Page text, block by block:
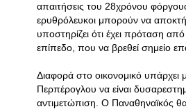
απαιτήσεις του 28χρόνου
ερυθρόλευκοι μπορούν να
υποστηρίζει ότι έχει πρόταση από
επίπεδο, που να βρεθεί σημείο
Διαφορά στο οικονομικό υπάρχει
Περπέρογλου να είναι
αντιμετώπιση. Ο Παναθηναϊκός